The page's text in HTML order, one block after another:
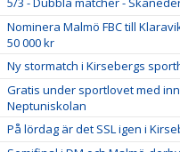
Nominera Malmö FBC till
50 000 kr
Ny stormatch i Kirsebergs
Gratis under sportlovet med
Neptuniskolan
På lördag är det SSL igen i